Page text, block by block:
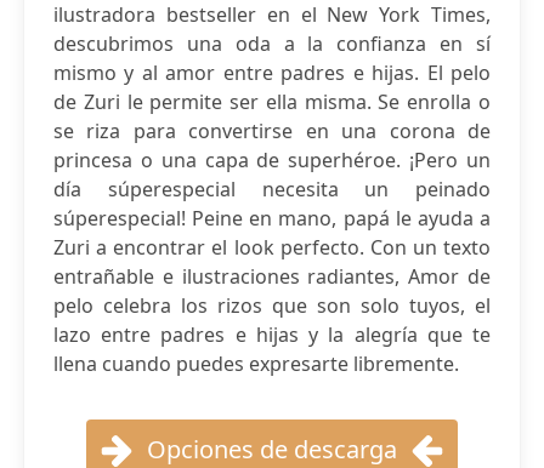
ilustradora bestseller en el New York Times,
descubrimos una oda a la confianza en sí
mismo y al amor entre padres e hijas. El pelo
de Zuri le permite ser ella misma. Se enrolla o
se riza para convertirse en una corona de
princesa o una capa de superhéroe. ¡Pero un
día súperespecial necesita un peinado
súperespecial! Peine en mano, papá le ayuda a
Zuri a encontrar el look perfecto. Con un texto
entrañable e ilustraciones radiantes, Amor de
pelo celebra los rizos que son solo tuyos, el
lazo entre padres e hijas y la alegría que te
llena cuando puedes expresarte libremente.
Opciones de descarga